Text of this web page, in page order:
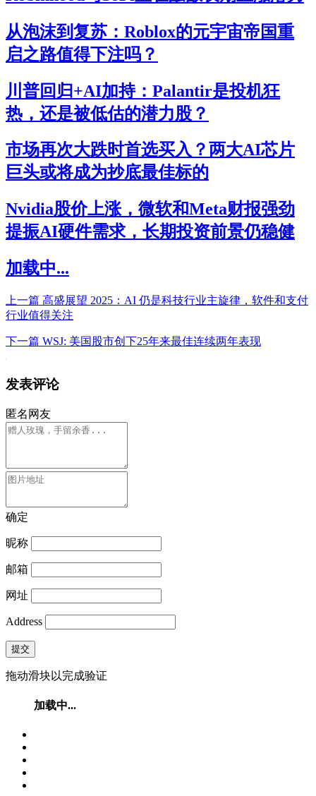
从泡沫到复苏：Roblox的元宇宙帝国重
启之路值得下注吗？
川普回归+AI加持：Palantir是投机狂
热，还是被低估的潜力股？
市场再次大跌时首选买入？两大AI芯片
巨头或将成为抄底最佳标的
Nvidia股价上涨，微软和Meta财报强劲
提振AI硬件需求，长期投资前景仍稳健
加载中...
上一篇 高盛展望 2025：AI 仍是科技行业主旋律，软件和支付
行业值得关注
下一篇 WSJ: 美国股市创下25年来最佳连续两年表现
发表评论
匿名网友
确定
昵称
邮箱
网址
Address
提交
拖动滑块以完成验证
加载中...